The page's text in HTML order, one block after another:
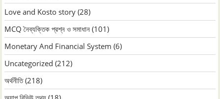
Love and Kosto story (28)
MCQ নৈব্যক্তিক প্রশ্ন ও সমাধান (101)
Monetary And Financial System (6)
Uncategorized (212)
অর্থনীতি(218)